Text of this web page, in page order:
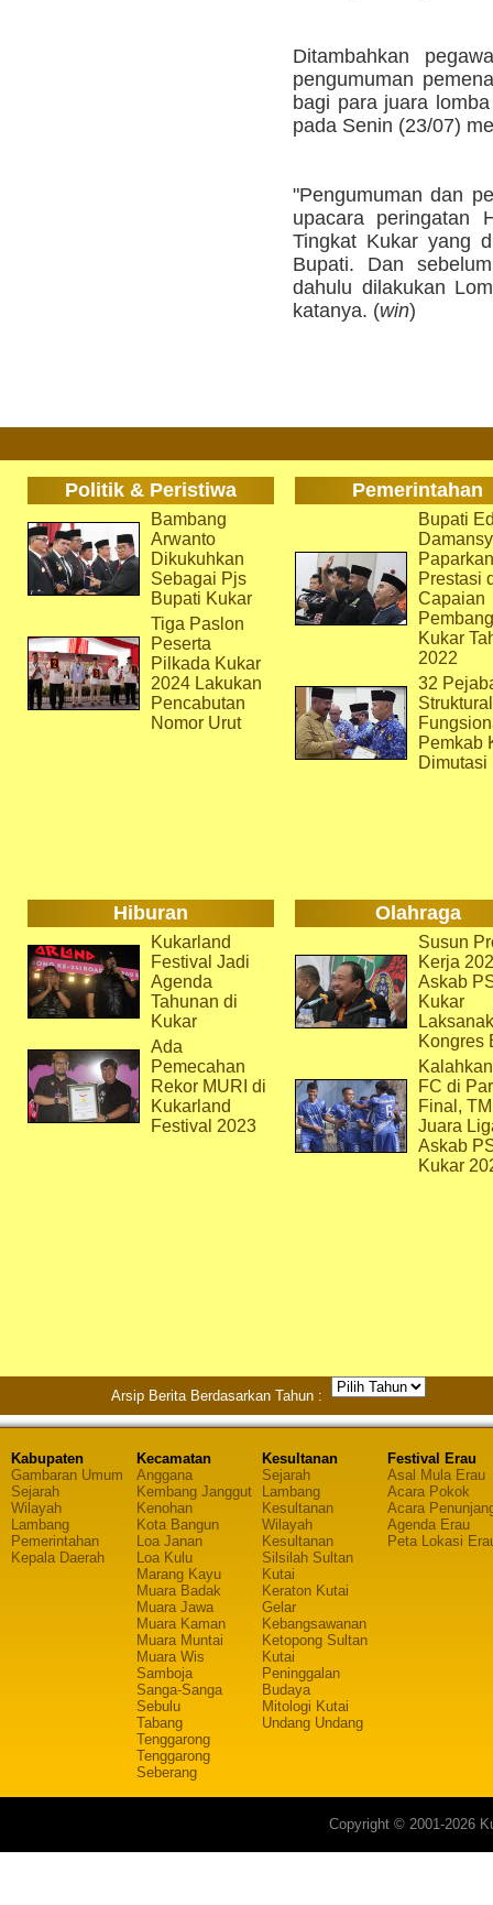
Ditambahkan
pengumuman
bagi para juara
pada Senin (23/07)
"Pengumuman dan
upacara peringatan
Tingkat Kukar yang
Bupati. Dan
dahulu dilakukan
katanya. (win)
Politik & Peristiwa Pemerintahan
Bambang
Arwanto
Dikukuhkan
Sebagai Pjs
Bupati Kukar
Tiga Paslon
Peserta
Pilkada Kukar
2024 Lakukan
Pencabutan
Nomor Urut
Bupati
Paparkan
Prestasi
Capaian
Kukar
2022
32
Pemkab
Dimutasi
Hiburan Olahraga
Kukarland
Festival Jadi
Agenda
Tahunan di
Kukar
Ada
Pemecahan
Rekor MURI di
Kukarland
Festival 2023
Susun
Kerja
Askab
Kukar
Kongres
FC di
Final,
Juara
Askab
Kukar
Arsip Berita Berdasarkan Tahun :
Kabupaten
Gambaran Umum
Sejarah
Wilayah
Lambang
Pemerintahan
Kepala Daerah
Kecamatan
Anggana
Kembang Janggut
Kenohan
Kota Bangun
Loa Janan
Loa Kulu
Marang Kayu
Muara Badak
Muara Jawa
Muara Kaman
Muara Muntai
Muara Wis
Samboja
Sanga-Sanga
Sebulu
Tabang
Tenggarong
Tenggarong
Seberang
Kesultanan
Sejarah
Lambang
Kesultanan
Wilayah
Kesultanan
Silsilah Sultan
Kutai
Keraton Kutai
Gelar
Kebangsawanan
Ketopong Sultan
Kutai
Peninggalan
Budaya
Mitologi Kutai
Undang Undang
Festival Erau
Asal Mula Erau
Acara Pokok
Acara
Agenda Erau
Peta Lokasi
Copyright © 2001-2026